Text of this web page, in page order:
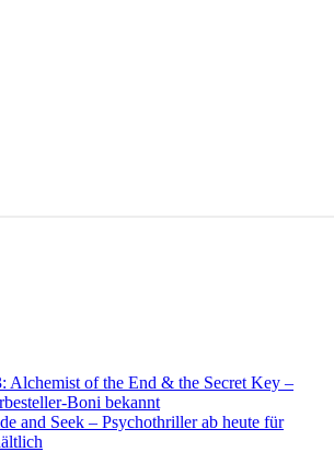
Alchemist of the End & the Secret Key –
Boni bekannt
and Seek – Psychothriller ab heute für